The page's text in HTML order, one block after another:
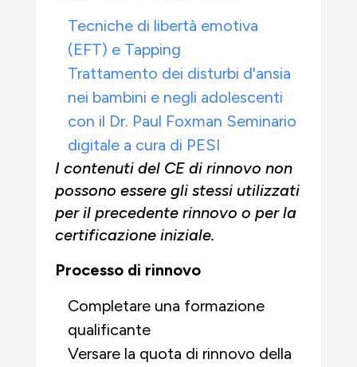
Tecniche di libertà emotiva
(EFT) e Tapping
Trattamento dei disturbi d'ansia
nei bambini e negli adolescenti
con il Dr. Paul Foxman Seminario
digitale a cura di PESI
I contenuti del CE di rinnovo non
possono essere gli stessi utilizzati
per il precedente rinnovo o per la
certificazione iniziale.
Processo di rinnovo
Completare una formazione
qualificante
Versare la quota di rinnovo della